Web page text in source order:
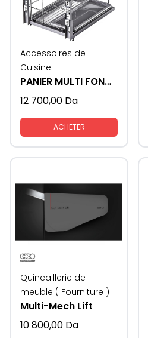
Accessoires de
Cuisine
PANIER MULTI FONCTION
12 700,00 Da
ACHETER
Quincaillerie de
meuble ( Fourniture )
Multi-Mech Lift
10 800,00 Da